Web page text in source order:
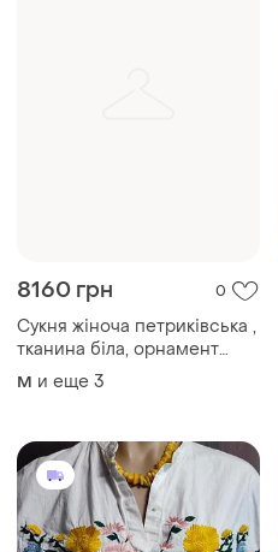
8160 грн 0
Сукня жіноча петриківська ,
тканина біла, орнамент
червоно-чорний
M и еще 3